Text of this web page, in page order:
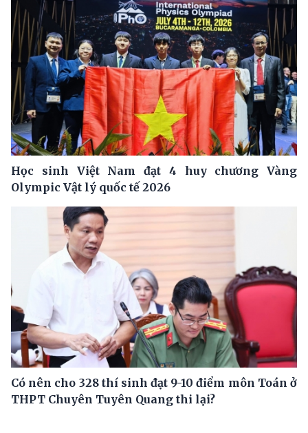
Học sinh Việt Nam đạt 4 huy chương Vàng
Olympic Vật lý quốc tế 2026
Có nên cho 328 thí sinh đạt 9-10 điểm môn Toán ở
THPT Chuyên Tuyên Quang thi lại?